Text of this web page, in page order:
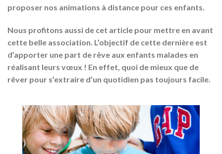
proposer nos animations à distance pour ces enfants.
Nous profitons aussi de cet article pour mettre en avant
cette belle association. L’objectif de cette dernière est
d’apporter une part de rêve aux enfants malades en
réalisant leurs vœux ! En effet, quoi de mieux que de
rêver pour s’extraire d’un quotidien pas toujours facile.